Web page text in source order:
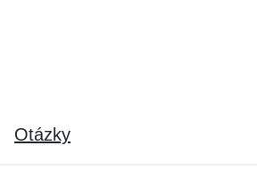
Otázky